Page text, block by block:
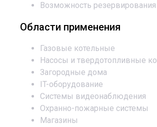
Возможность резервирования
Области применения
Газовые котельные
Насосы и твердотопливные
Загородные дома
IT-оборудование
Системы видеонаблюдения
Охранно-пожарные системы
Магазины